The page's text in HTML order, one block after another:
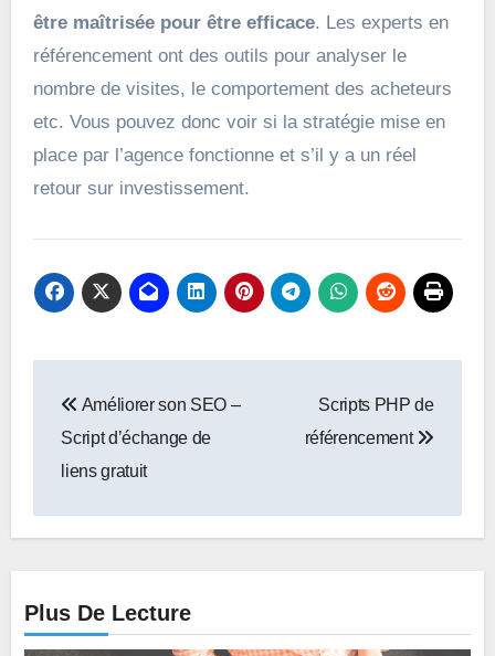
être maîtrisée pour être efficace. Les experts en
référencement ont des outils pour analyser le
nombre de visites, le comportement des acheteurs
etc. Vous pouvez donc voir si la stratégie mise en
place par l’agence fonctionne et s’il y a un réel
retour sur investissement.
de
l’article
Améliorer son SEO –
Script d’échange de
liens gratuit
Scripts PHP de
référencement
Plus De Lecture